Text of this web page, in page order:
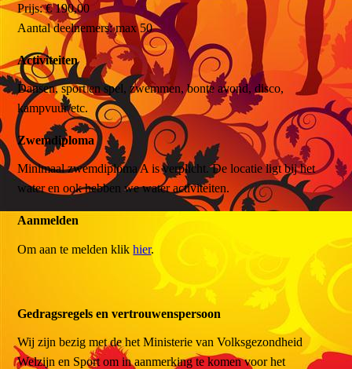
Prijs: € 190,00
Aantal deelnemers: max 50
Activiteiten
Dansen, sport en spel, zwemmen, bonte avond, disco,
kampvuur etc.
Zwemdiploma
Minimaal zwemdiploma A is verplicht. De locatie ligt bij het
water en ook hebben we water activiteiten.
Aanmelden
Om aan te melden klikhier.
Gedragsregels en vertrouwenspersoon
Wij zijn bezig met de het Ministerie van Volksgezondheid
Welzijn en Sport om in aanmerking te komen voor het